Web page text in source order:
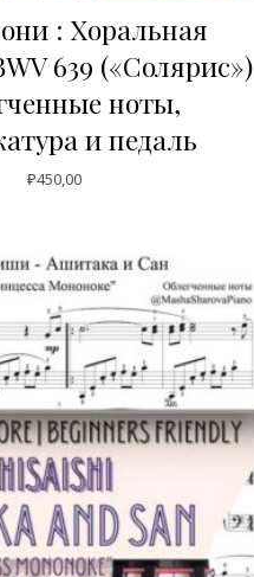
: Хоральная
639 («Солярис»)
ноты,
и педаль
₽450,00